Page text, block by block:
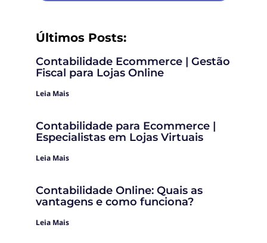
Últimos Posts:
Contabilidade Ecommerce | Gestão
Fiscal para Lojas Online
Leia Mais
Contabilidade para Ecommerce |
Especialistas em Lojas Virtuais
Leia Mais
Contabilidade Online: Quais as
vantagens e como funciona?
Leia Mais